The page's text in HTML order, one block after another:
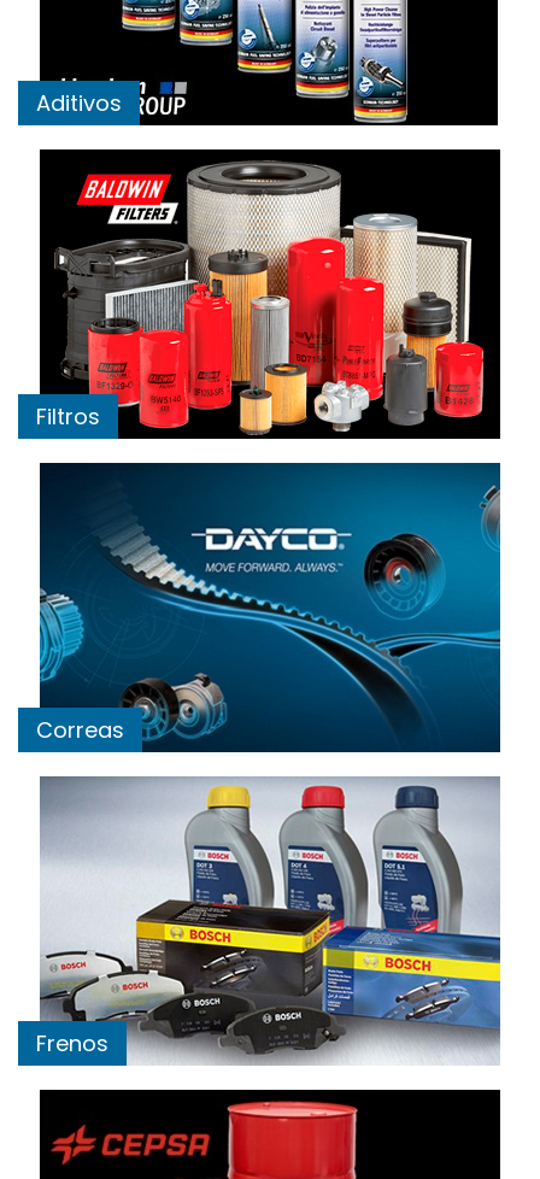
Aditivos
Filtros
Correas
Frenos